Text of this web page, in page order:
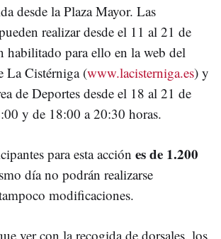
desde la Plaza Mayor. Las
realizar desde el 11 al 21 de
habilitado para ello en la web del
La Cistérniga (www.lacisterniga.es) y
de Deportes desde el 18 al 21 de
y de 18:00 a 20:30 horas.
para esta acción es de 1.200
día no podrán realizarse
modificaciones.
ver con la recogida de dorsales, los